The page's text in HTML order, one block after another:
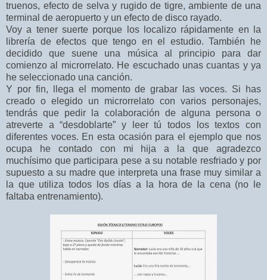
truenos, efecto de selva y rugido de tigre, ambiente de una
terminal de aeropuerto y un efecto de disco rayado.
Voy a tener suerte porque los localizo rápidamente en la
librería de efectos que tengo en el estudio. También he
decidido que suene una música al principio para dar
comienzo al microrrelato. He escuchado unas cuantas y ya
he seleccionado una canción.
Y por fin, llega el momento de grabar las voces. Si has
creado o elegido un microrrelato con varios personajes,
tendrás que pedir la colaboración de alguna persona o
atreverte a “desdoblarte” y leer tú todos los textos con
diferentes voces. En esta ocasión para el ejemplo que nos
ocupa he contado con mi hija a la que agradezco
muchísimo que participara pese a su notable resfriado y por
supuesto a su madre que interpreta una frase muy similar a
la que utiliza todos los días a la hora de la cena (no le
faltaba entrenamiento).